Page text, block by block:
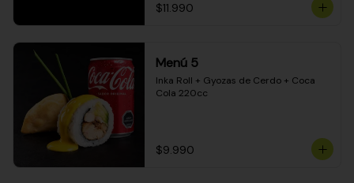
$11.990
Menú 5
Inka Roll + Gyozas de Cerdo + Coca
Cola 220cc
$9.990